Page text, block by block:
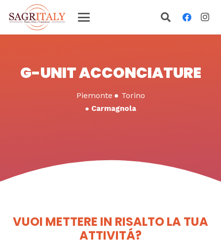
G-UNIT ACCONCIATURE
Piemonte ● Torino
● Carmagnola
VUOI METTERE IN RISALTO LA TUA
ATTIVITÁ?